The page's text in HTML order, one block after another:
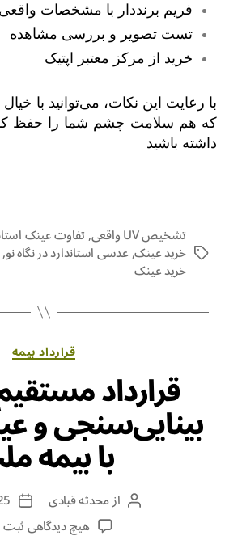
فریم برنددار با مشخصات واقعی
تست تصویر و بررسی مشاهده
خرید از مرکز معتبر اپتیک
با رعایت این نکات، می‌توانید با
که هم سلامت چشم شما را حفظ
داشته باشید
تشخیص UV واقعی ,تفاوت عینک
خرید عینک,عدسی استاندارد در نگاه نو,
خرید عینک
قرارداد بیمه
قرارداد
بینایی‌سنجی و
با بیمه
ازمحدثه قبادی
هیچ دیدگاهی